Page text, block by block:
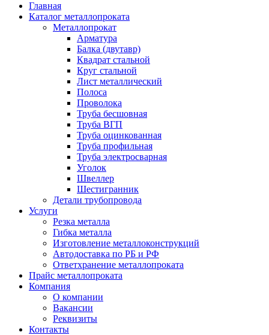
Главная
Каталог металлопроката
Металлопрокат
Арматура
Балка (двутавр)
Квадрат стальной
Круг стальной
Лист металлический
Полоса
Проволока
Труба бесшовная
Труба ВГП
Труба оцинкованная
Труба профильная
Труба электросварная
Уголок
Швеллер
Шестигранник
Детали трубопровода
Услуги
Резка металла
Гибка металла
Изготовление металлоконструкций
Автодоставка по РБ и РФ
Ответхранение металлопроката
Прайс металлопроката
Компания
О компании
Вакансии
Реквизиты
Контакты